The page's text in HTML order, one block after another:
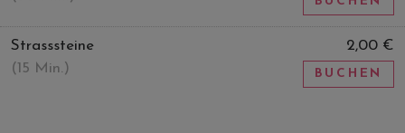
Strasssteine
(15 Min.)
2,00 €
BUCHEN